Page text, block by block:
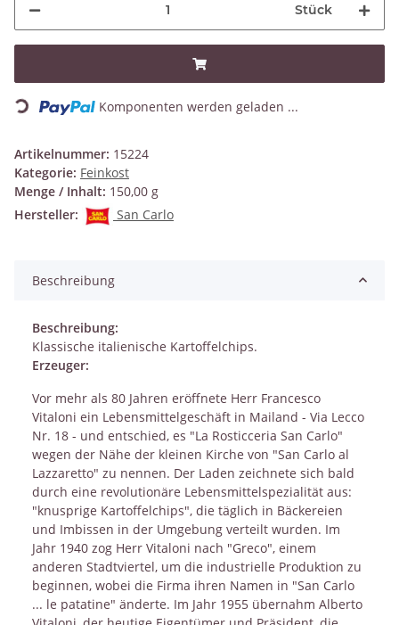
Stück
Loading... Komponenten werden geladen ...
Artikelnummer: 15224
Kategorie: Feinkost
Menge / Inhalt: 150,00 g
Hersteller:
San Carlo
Beschreibung
Beschreibung:
Klassische italienische Kartoffelchips.
Erzeuger:
Vor mehr als 80 Jahren eröffnete Herr Francesco
Vitaloni ein Lebensmittelgeschäft in Mailand - Via Lecco
Nr. 18 - und entschied, es "La Rosticceria San Carlo"
wegen der Nähe der kleinen Kirche von "San Carlo al
Lazzaretto" zu nennen. Der Laden zeichnete sich bald
durch eine revolutionäre Lebensmittelspezialität aus:
"knusprige Kartoffelchips", die täglich in Bäckereien
und Imbissen in der Umgebung verteilt wurden. Im
Jahr 1940 zog Herr Vitaloni nach "Greco", einem
anderen Stadtviertel, um die industrielle Produktion zu
beginnen, wobei die Firma ihren Namen in "San Carlo
... le patatine" änderte. Im Jahr 1955 übernahm Alberto